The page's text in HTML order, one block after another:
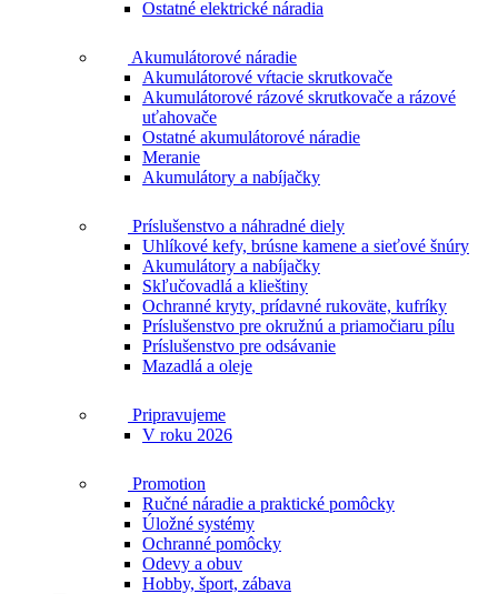
Ostatné elektrické náradia
Akumulátorové náradie
Akumulátorové vŕtacie skrutkovače
Akumulátorové rázové skrutkovače a rázové
uťahovače
Ostatné akumulátorové náradie
Meranie
Akumulátory a nabíjačky
Príslušenstvo a náhradné diely
Uhlíkové kefy, brúsne kamene a sieťové šnúry
Akumulátory a nabíjačky
Skľučovadlá a klieštiny
Ochranné kryty, prídavné rukoväte, kufríky
Príslušenstvo pre okružnú a priamočiaru pílu
Príslušenstvo pre odsávanie
Mazadlá a oleje
Pripravujeme
V roku 2026
Promotion
Ručné náradie a praktické pomôcky
Úložné systémy
Ochranné pomôcky
Odevy a obuv
Hobby, šport, zábava